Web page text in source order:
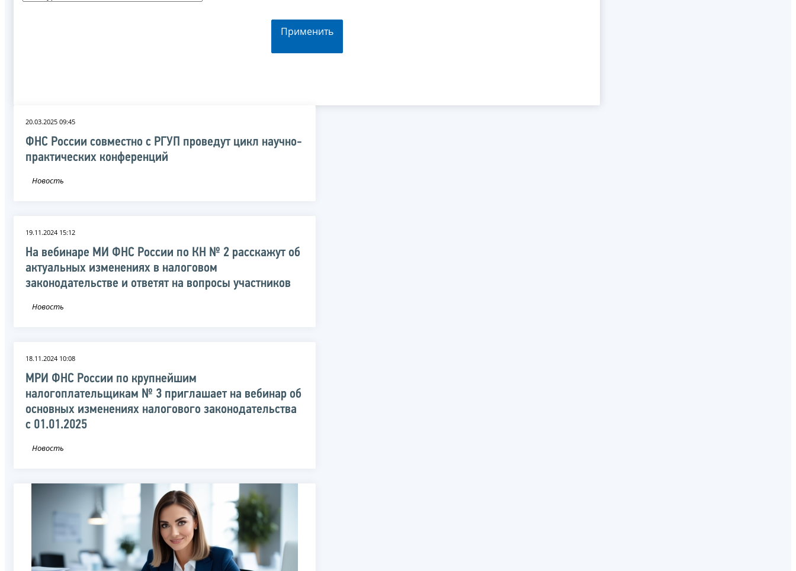
Применить
20.03.2025 09:45
ФНС России совместно с РГУП проведут цикл научно-
практических конференций
Новость
19.11.2024 15:12
На вебинаре МИ ФНС России по КН № 2 расскажут об
актуальных изменениях в налоговом
законодательстве и ответят на вопросы участников
Новость
18.11.2024 10:08
МРИ ФНС России по крупнейшим
налогоплательщикам № 3 приглашает на вебинар об
основных изменениях налогового законодательства
с 01.01.2025
Новость